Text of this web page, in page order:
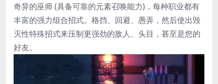
奇异的巫师 (具备可靠的元素召唤能力)，每种职业都有
丰富的强力组合招式。格挡、回避、愚弄，然后使出毁
灭性特殊招式来压制更强劲的敌人、头目，甚至是您的
好友。